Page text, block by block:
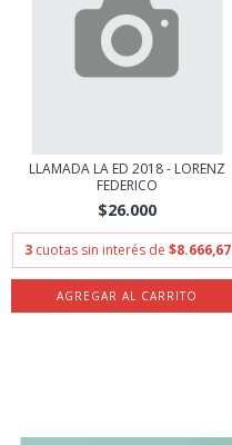
LLAMADA LA ED 2018 - LORENZ
FEDERICO
$26.000
3 cuotas sin interés de $8.666,67